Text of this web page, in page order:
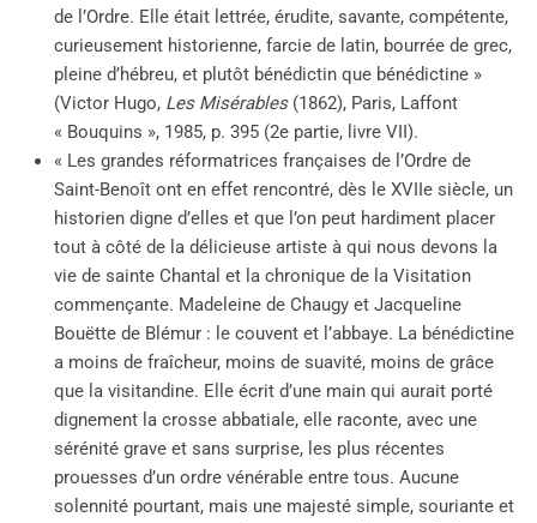
de l’Ordre. Elle était lettrée, érudite, savante, compétente,
curieusement historienne, farcie de latin, bourrée de grec,
pleine d’hébreu, et plutôt bénédictin que bénédictine »
(Victor Hugo, Les Misérables(1862), Paris, Laffont
« Bouquins », 1985, p. 395 (2e partie, livre VII).
« Les grandes réformatrices françaises de l’Ordre de
Saint-Benoît ont en effet rencontré, dès le XVIIe siècle, un
historien digne d’elles et que l’on peut hardiment placer
tout à côté de la délicieuse artiste à qui nous devons la
vie de sainte Chantal et la chronique de la Visitation
commençante. Madeleine de Chaugy et Jacqueline
Bouëtte de Blémur : le couvent et l’abbaye. La bénédictine
a moins de fraîcheur, moins de suavité, moins de grâce
que la visitandine. Elle écrit d’une main qui aurait porté
dignement la crosse abbatiale, elle raconte, avec une
sérénité grave et sans surprise, les plus récentes
prouesses d’un ordre vénérable entre tous. Aucune
solennité pourtant, mais une majesté simple, souriante et